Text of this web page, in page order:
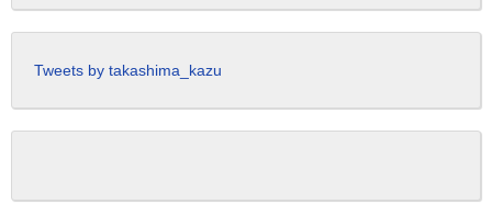
Tweets by takashima_kazu